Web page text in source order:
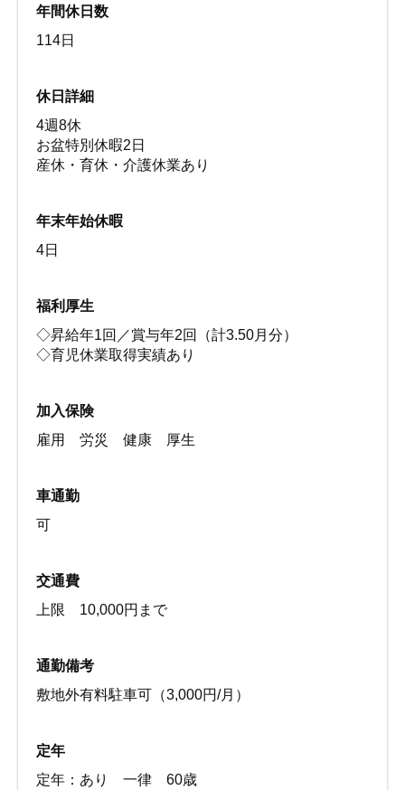
年間休日数
114日
休日詳細
4週8休
お盆特別休暇2日
産休・育休・介護休業あり
年末年始休暇
4日
福利厚生
◇昇給年1回／賞与年2回（計3.50月分）
◇育児休業取得実績あり
加入保険
雇用 労災 健康 厚生
車通勤
可
交通費
上限 10,000円まで
通勤備考
敷地外有料駐車可（3,000円/月）
定年
定年：あり 一律 60歳